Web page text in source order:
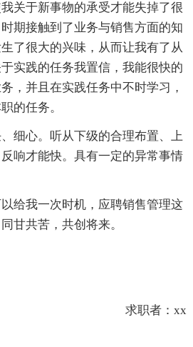
关于新事物的承受才能失掉了很
期接触到了业务与销售方面的知
了很大的兴味，从而让我有了从
实践的任务我置信，我能很快的
，并且在实践任务中不时学习，
的任务。
细心。听从下级的合理布置、上
响才能快。具有一定的异常事情
给我一次时机，应聘销售管理这
甘共苦，共创将来。
求职者：xx